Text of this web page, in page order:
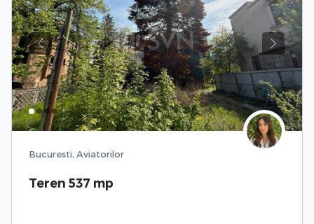
Previous Next
Bucuresti, Aviatorilor
Teren 537 mp